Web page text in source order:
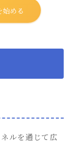
める
ルを通じて広